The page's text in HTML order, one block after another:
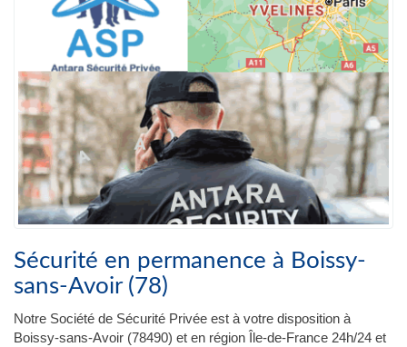
Sécurité en permanence à Boissy-
sans-Avoir (78)
Notre Société de Sécurité Privée est à votre disposition à
Boissy-sans-Avoir (78490) et en région Île-de-France 24h/24 et